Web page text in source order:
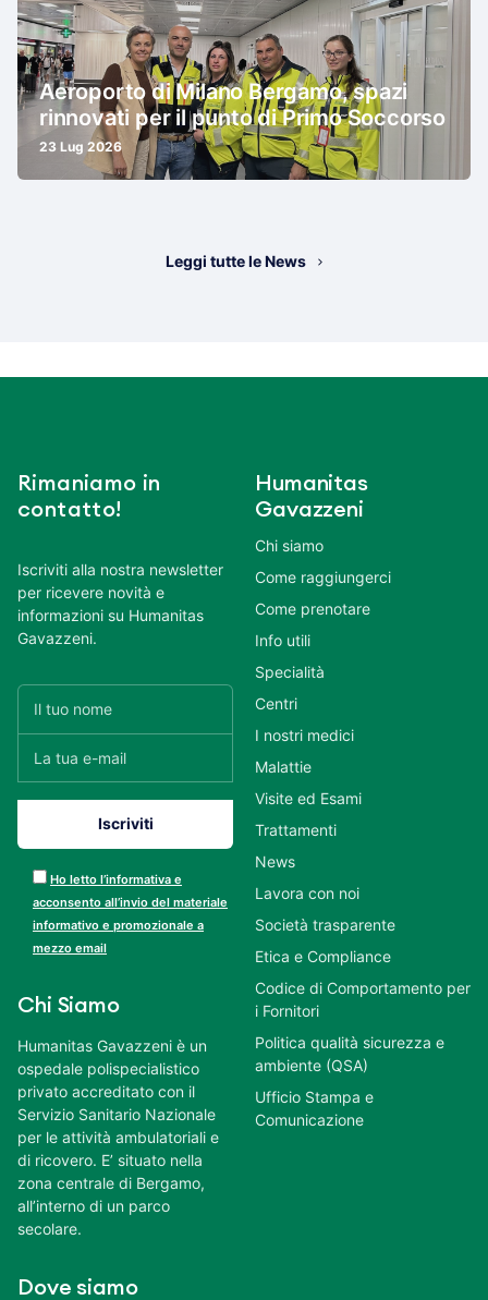
Aeroporto di Milano Bergamo, spazi
rinnovati per il punto di Primo Soccorso
23 Lug 2026
Leggi tutte le News
Rimaniamo in
contatto!
Iscriviti alla nostra newsletter
per ricevere novità e
informazioni su Humanitas
Gavazzeni.
Ho letto l’informativa e
acconsento all’invio del materiale
informativo e promozionale a
mezzo email
Chi Siamo
Humanitas Gavazzeni è un
ospedale polispecialistico
privato accreditato con il
Servizio Sanitario Nazionale
per le attività ambulatoriali e
di ricovero. E’ situato nella
zona centrale di Bergamo,
all’interno di un parco
secolare.
Dove siamo
Humanitas
Gavazzeni
Chi siamo
Come raggiungerci
Come prenotare
Info utili
Specialità
Centri
I nostri medici
Malattie
Visite ed Esami
Trattamenti
News
Lavora con noi
Società trasparente
Etica e Compliance
Codice di Comportamento per
i Fornitori
Politica qualità sicurezza e
ambiente (QSA)
Ufficio Stampa e
Comunicazione